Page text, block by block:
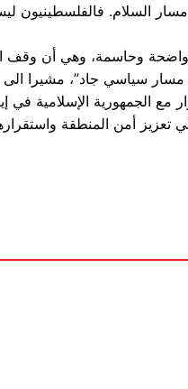
السلام. فالفلسطينيون
واضحة وحاسمة، وهي أن
مسار سياسي جاد”، مشيرا
الجمهورية الإسلامية في
تعزيز أمن المنطقة